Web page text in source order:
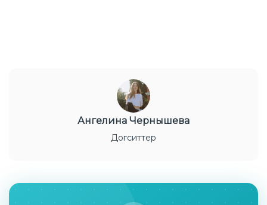
Ангелина Чернышева
Догситтер